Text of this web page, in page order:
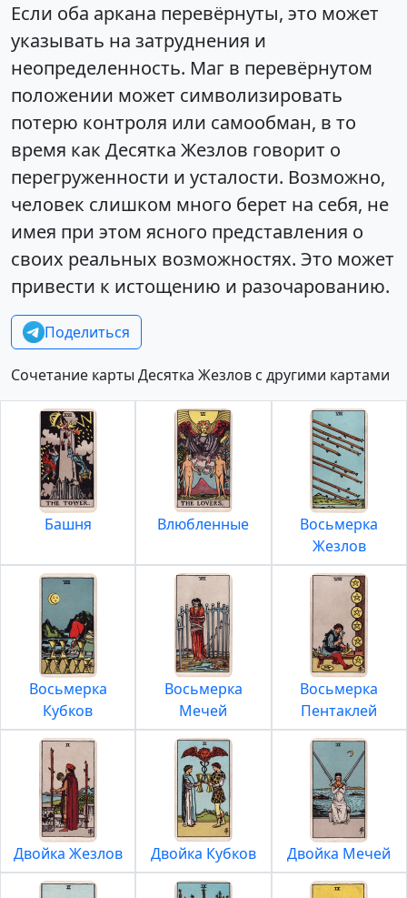
Если оба аркана перевёрнуты, это может
указывать на затруднения и
неопределенность. Маг в перевёрнутом
положении может символизировать
потерю контроля или самообман, в то
время как Десятка Жезлов говорит о
перегруженности и усталости. Возможно,
человек слишком много берет на себя, не
имея при этом ясного представления о
своих реальных возможностях. Это может
привести к истощению и разочарованию.
Поделиться
Сочетание карты Десятка Жезлов с другими картами
Башня Влюбленные
Восьмерка
Жезлов
Восьмерка
Кубков
Восьмерка
Мечей
Восьмерка
Пентаклей
Двойка Жезлов Двойка Кубков Двойка Мечей